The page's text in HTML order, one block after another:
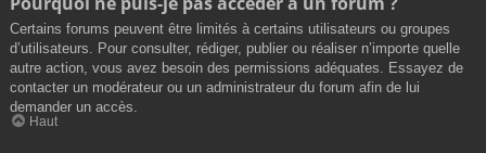
Certains forums peuvent être limités à certains utilisateurs ou groupes
d’utilisateurs. Pour consulter, rédiger, publier ou réaliser n’importe quelle
autre action, vous avez besoin des permissions adéquates. Essayez de
contacter un modérateur ou un administrateur du forum afin de lui
demander un accès.
Haut